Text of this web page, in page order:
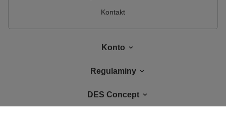
Kontakt
Konto
Regulaminy
DES Concept